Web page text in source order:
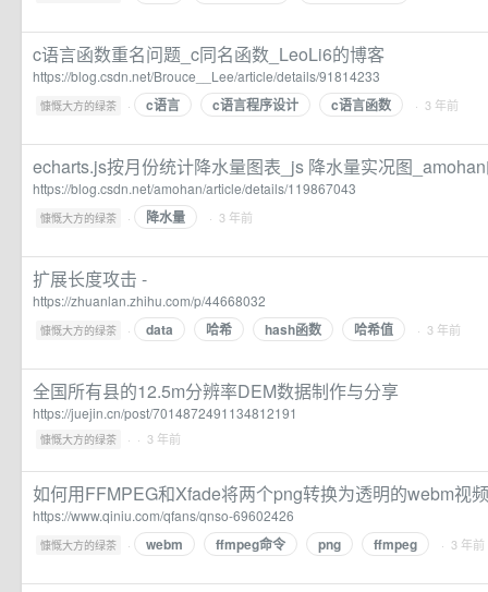
c语言函数重名问题_c同名函数_LeoLi6的博客
https://blog.csdn.net/Brouce__Lee/article/details/91814233
慷慨大方的绿茶 · c语言 c语言程序设计 c语言函数 · 3 年前
echarts.js按月份统计降水量图表_js 降水量实况图
https://blog.csdn.net/amohan/article/details/119867043
慷慨大方的绿茶 · 降水量 · 3 年前
扩展长度攻击 -
https://zhuanlan.zhihu.com/p/44668032
慷慨大方的绿茶 · data 哈希 hash函数 哈希值 · 3 年前
全国所有县的12.5m分辨率DEM数据制作与分享
https://juejin.cn/post/7014872491134812191
慷慨大方的绿茶 · · 3 年前
如何用FFMPEG和Xfade将两个png转换为透明的webm视频
https://www.qiniu.com/qfans/qnso-69602426
慷慨大方的绿茶 · webm ffmpeg命令 png ffmpeg · 3 年前